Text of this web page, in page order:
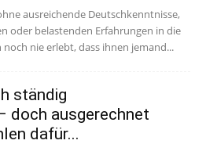
ausreichende Deutschkenntnisse,
oder belastenden Erfahrungen in die
nie erlebt, dass ihnen jemand...
ständig
doch ausgerechnet
dafür...